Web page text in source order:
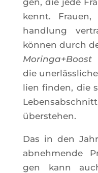
kennt.
hand­lung
kön­nen durch
Moringa+Boost
die
lien fin­den, die
überstehen.
Das in den
abneh­mende
gen kann